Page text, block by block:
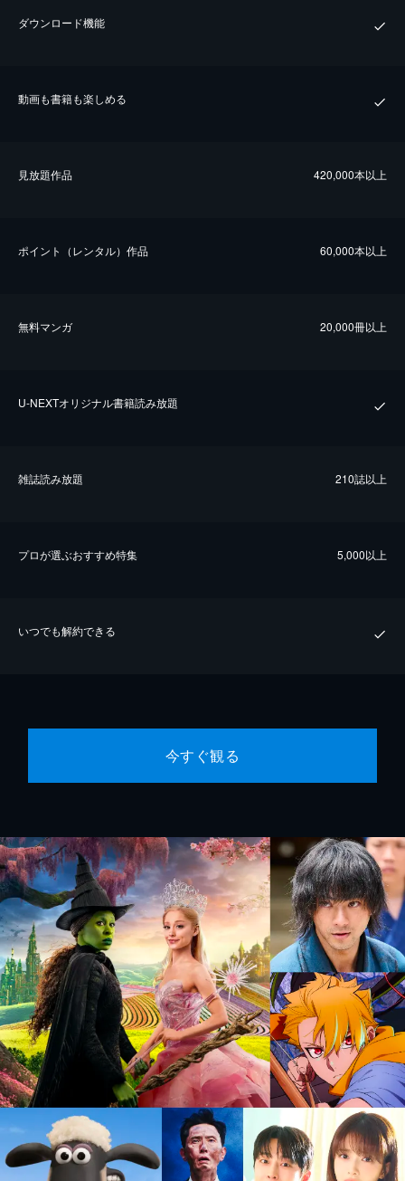
ダウンロード機能
動画も書籍も楽しめる
⾒放題作品 420,000本以上
ポイント（レンタル）作品 60,000本以上
無料マンガ 20,000冊以上
U-NEXTオリジナル書籍読み放題
雑誌読み放題 210誌以上
プロが選ぶおすすめ特集 5,000以上
いつでも解約できる
今すぐ観る